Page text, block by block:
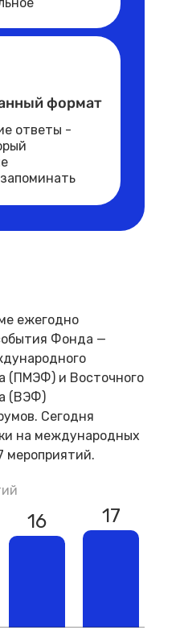
формат
ответы -
ежегодно
Фонда —
(ПМЭФ) и Восточного
(ВЭФ)
Сегодня
на международных
мероприятий.
16 17